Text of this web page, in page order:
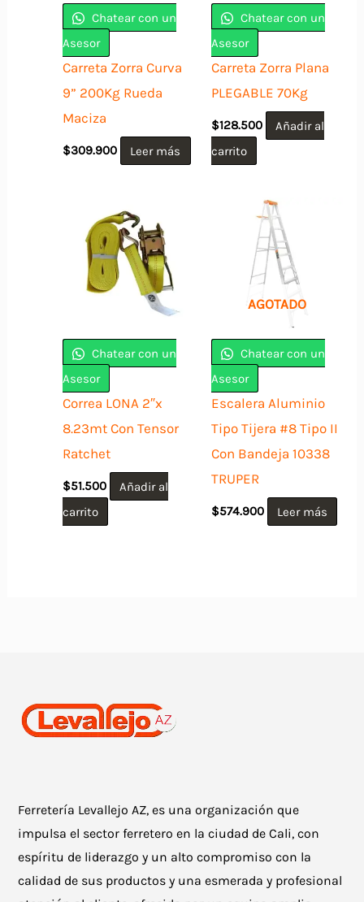
Chatear con un
Asesor
Carreta Zorra Curva
9” 200Kg Rueda
Maciza
$309.900 Leer más
Chatear con un
Asesor
Carreta Zorra Plana
PLEGABLE 70Kg
$128.500
Añadir al
carrito
Chatear con un
Asesor
Correa LONA 2″x
8.23mt Con Tensor
Ratchet
$51.500
Añadir al
carrito
AGOTADO
Chatear con un
Asesor
Escalera Aluminio
Tipo Tijera #8 Tipo II
Con Bandeja 10338
TRUPER
$574.900 Leer más
Ferretería Levallejo AZ, es una organización que
impulsa el sector ferretero en la ciudad de Cali, con
espíritu de liderazgo y un alto compromiso con la
calidad de sus productos y una esmerada y profesional